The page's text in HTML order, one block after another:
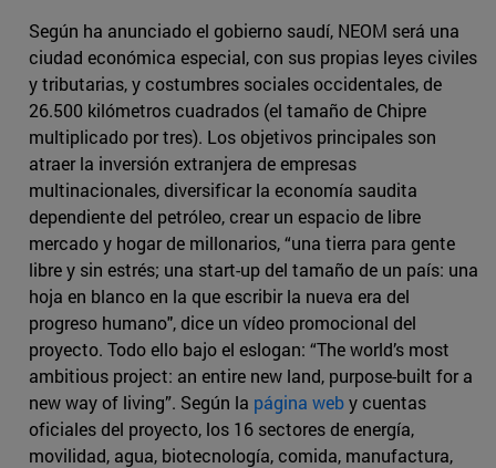
Según ha anunciado el gobierno saudí, NEOM será una
ciudad económica especial, con sus propias leyes civiles
y tributarias, y costumbres sociales occidentales, de
26.500 kilómetros cuadrados (el tamaño de Chipre
multiplicado por tres). Los objetivos principales son
atraer la inversión extranjera de empresas
multinacionales, diversificar la economía saudita
dependiente del petróleo, crear un espacio de libre
mercado y hogar de millonarios, “una tierra para gente
libre y sin estrés; una start-up del tamaño de un país: una
hoja en blanco en la que escribir la nueva era del
progreso humano", dice un vídeo promocional del
proyecto. Todo ello bajo el eslogan: “The world’s most
ambitious project: an entire new land, purpose-built for a
new way of living”. Según la página weby cuentas
oficiales del proyecto, los 16 sectores de energía,
movilidad, agua, biotecnología, comida, manufactura,